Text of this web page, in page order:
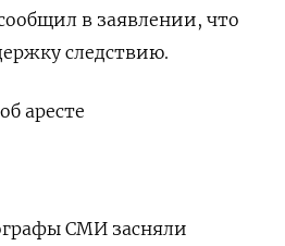
в заявлении, что
‌следствию.
аресте
СМИ засняли